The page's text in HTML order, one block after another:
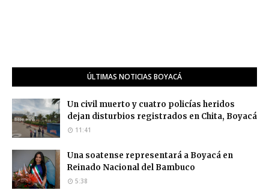
ÚLTIMAS NOTICIAS BOYACÁ
Un civil muerto y cuatro policías heridos
dejan disturbios registrados en Chita, Boyacá
11:41
Una soatense representará a Boyacá en
Reinado Nacional del Bambuco
5:38